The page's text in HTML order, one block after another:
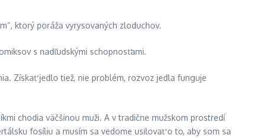
ktorý poráža vyrysovaných zloduchov.
s nadľudskými schopnosťami.
Získať jedlo tiež, nie problém, rozvoz jedla funguje
chodia väčšinou muži. A v tradične mužskom prostredí
fosíliu a musím sa vedome usilovať o to, aby som sa